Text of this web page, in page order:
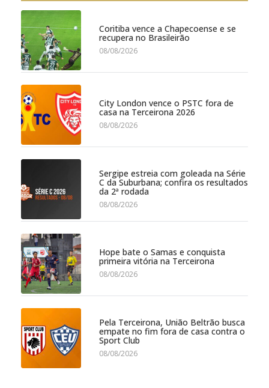
Coritiba vence a Chapecoense e se
recupera no Brasileirão
08/08/2026
City London vence o PSTC fora de
casa na Terceirona 2026
08/08/2026
Sergipe estreia com goleada na Série
C da Suburbana; confira os resultados
da 2ª rodada
08/08/2026
Hope bate o Samas e conquista
primeira vitória na Terceirona
08/08/2026
Pela Terceirona, União Beltrão busca
empate no fim fora de casa contra o
Sport Club
08/08/2026